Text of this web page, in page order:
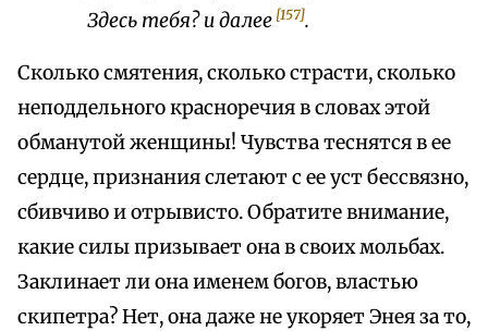
Здесь тебя?и далее[157].
Сколько смятения, сколько страсти, сколько
неподдельного красноречия в словах этой
обманутой женщины! Чувства теснятся в ее
сердце, признания слетают с ее уст бессвязно,
сбивчиво и отрывисто. Обратите внимание,
какие силы призывает она в своих мольбах.
Заклинает ли она именем богов, властью
скипетра? Нет, она даже не укоряет Энея за то,